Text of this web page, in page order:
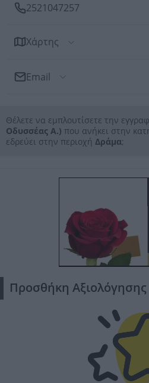
2521047257
Χάρτης
Email
Προς: ΑΝΘΟΥΛΑ (Τσικιτίκος
Όρους Χρήσης
Προσωπικών Δεδομένων
Θέλετε να εμπλουτίσετε την
Οδυσσέας Α.) που ανήκει στην
εδρεύει στην περιοχή Δράμα;
Προσθήκη Αξιολόγησης